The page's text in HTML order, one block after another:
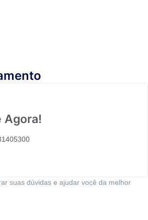
Agora!
suas dúvidas e ajudar você da melhor